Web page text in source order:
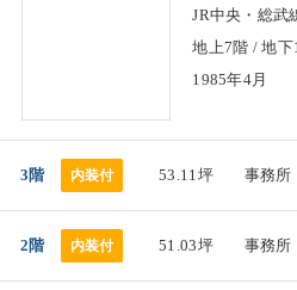
JR中央・総武
地上7階 / 地下
1985年4月
3階 内装付 53.11坪 事務所
2階 内装付 51.03坪 事務所